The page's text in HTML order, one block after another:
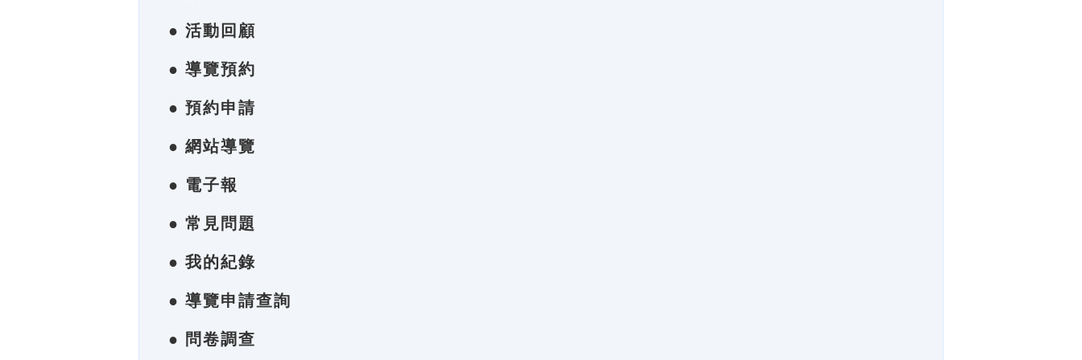
● 活動回顧
● 導覽預約
● 預約申請
● 網站導覽
● 電子報
● 常見問題
● 我的紀錄
● 導覽申請查詢
● 問卷調查